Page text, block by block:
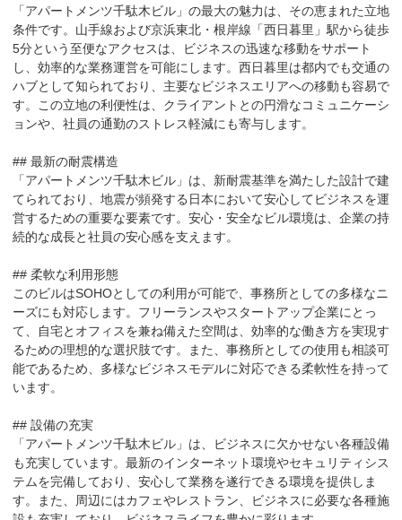
「アパートメンツ千駄木ビル」の最大の魅力は、その恵まれた立地
条件です。山手線および京浜東北・根岸線「西日暮里」駅から徒歩
5分という至便なアクセスは、ビジネスの迅速な移動をサポート
し、効率的な業務運営を可能にします。西日暮里は都内でも交通の
ハブとして知られており、主要なビジネスエリアへの移動も容易で
す。この立地の利便性は、クライアントとの円滑なコミュニケーシ
ョンや、社員の通勤のストレス軽減にも寄与します。
## 最新の耐震構造
「アパートメンツ千駄木ビル」は、新耐震基準を満たした設計で建
てられており、地震が頻発する日本において安心してビジネスを運
営するための重要な要素です。安心・安全なビル環境は、企業の持
続的な成長と社員の安心感を支えます。
## 柔軟な利用形態
このビルはSOHOとしての利用が可能で、事務所としての多様なニ
ーズにも対応します。フリーランスやスタートアップ企業にとっ
て、自宅とオフィスを兼ね備えた空間は、効率的な働き方を実現す
るための理想的な選択肢です。また、事務所としての使用も相談可
能であるため、多様なビジネスモデルに対応できる柔軟性を持って
います。
## 設備の充実
「アパートメンツ千駄木ビル」は、ビジネスに欠かせない各種設備
も充実しています。最新のインターネット環境やセキュリティシス
テムを完備しており、安心して業務を遂行できる環境を提供しま
す。また、周辺にはカフェやレストラン、ビジネスに必要な各種施